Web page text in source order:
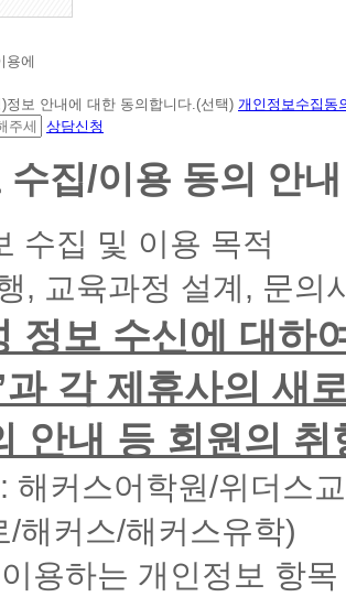
용에
정보 안내에 대한 동의합니다.(선택) 개인정보수집동
상담신청
집/이용 동의 안내
수집 및 이용 목적
, 교육과정 설계, 문의
정보 수신에 대하
과 각 제휴사의 새
안내 등 회원의
커스어학원/위더스
/해커스/해커스유학)
용하는 개인정보 항